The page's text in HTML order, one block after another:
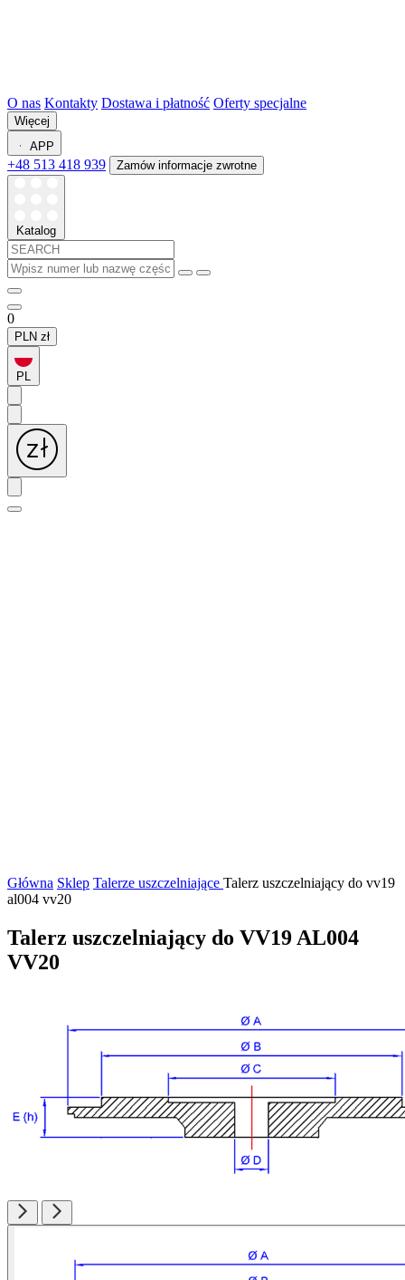
O nas Kontakty Dostawa i płatność Oferty specjalne
Więcej
APP
+48 513 418 939 Zamów informacje zwrotne
Katalog
0
PLN zł
PL
Główna Sklep Talerze uszczelniające Talerz uszczelniający do vv19
al004 vv20
Talerz uszczelniający do VV19 AL004
VV20